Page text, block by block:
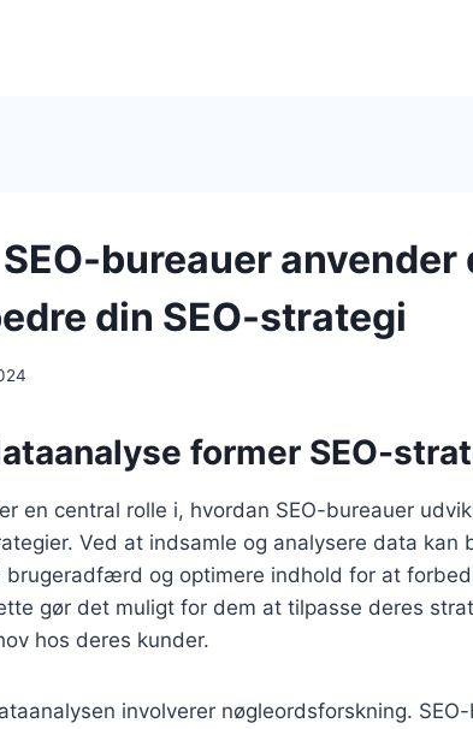
bureauer
din SEO-strategi
former SEO-
en central rolle i, hvordan SEO-bureauer
Ved at indsamle og analysere data kan
brugeradfærd og optimere indhold for at
gør det muligt for dem at tilpasse deres
hos deres kunder.
involverer nøgleordsforskning.